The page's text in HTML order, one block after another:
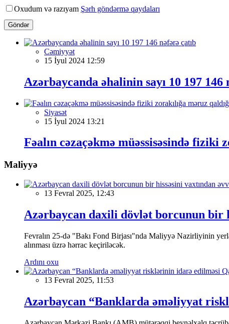
Oxudum və razıyam Şərh göndərmə qaydaları
Göndər
Cəmiyyət
15 İyul 2024 12:59
Azərbaycanda əhalinin sayı 10 197 146
Siyasət
15 İyul 2024 13:21
Fəalın cəzaçəkmə müəssisəsində fiziki
Maliyyə
13 Fevral 2025, 12:43
Azərbaycan daxili dövlət borcunun bir
Fevralın 25-də "Bakı Fond Birjası"nda Maliyyə Nazirliyinin
alınması üzrə hərrac keçiriləcək.
Ardını oxu
13 Fevral 2025, 11:53
Azərbaycan “Banklarda əməliyyat